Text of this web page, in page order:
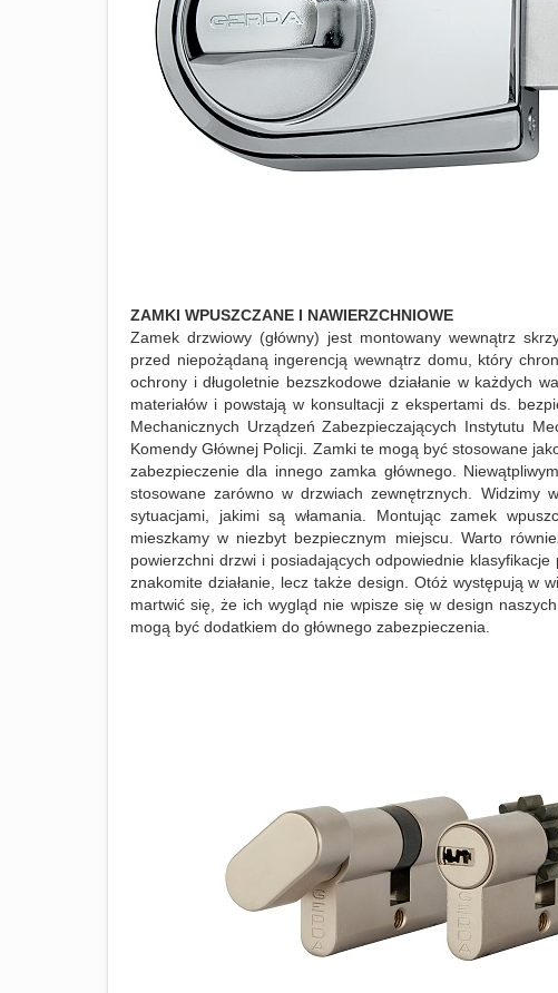
ZAMKI WPUSZCZANE I NAWIERZCHNIOWE
Zamek drzwiowy (główny) jest montowany wewnątrz
przed niepożądaną ingerencją wewnątrz domu, który
ochrony i długoletnie bezszkodowe działanie w każdych
materiałów i powstają w konsultacji z ekspertami ds.
Mechanicznych Urządzeń Zabezpieczających Instytutu
Komendy Głównej Policji. Zamki te mogą być stosowane
zabezpieczenie dla innego zamka głównego.
stosowane zarówno w drzwiach zewnętrznych.
sytuacjami, jakimi są włamania. Montując zamek
mieszkamy w niezbyt bezpiecznym miejscu. Warto
powierzchni drzwi i posiadających odpowiednie
znakomite działanie, lecz także design. Otóż występują w
martwić się, że ich wygląd nie wpisze się w design
mogą być dodatkiem do głównego zabezpieczenia.